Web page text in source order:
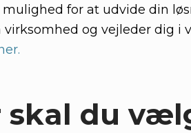
for at udvide din
og vejleder dig
her.
skal du